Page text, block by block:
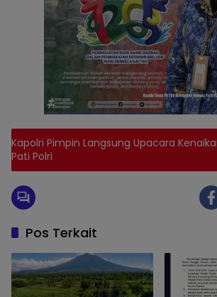
Kapolri Pimpin Langsung Upacara
Pati Polri
Pos Terkait